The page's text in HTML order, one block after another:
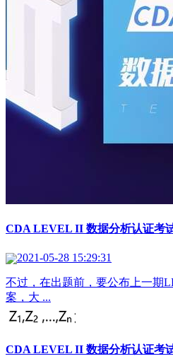
CDA LEVEL II 数据分析认证考
2021-05-28 15:29:31
不过，在出题前，要公布上一期
案，大 ...
CDA LEVEL II 数据分析认证考